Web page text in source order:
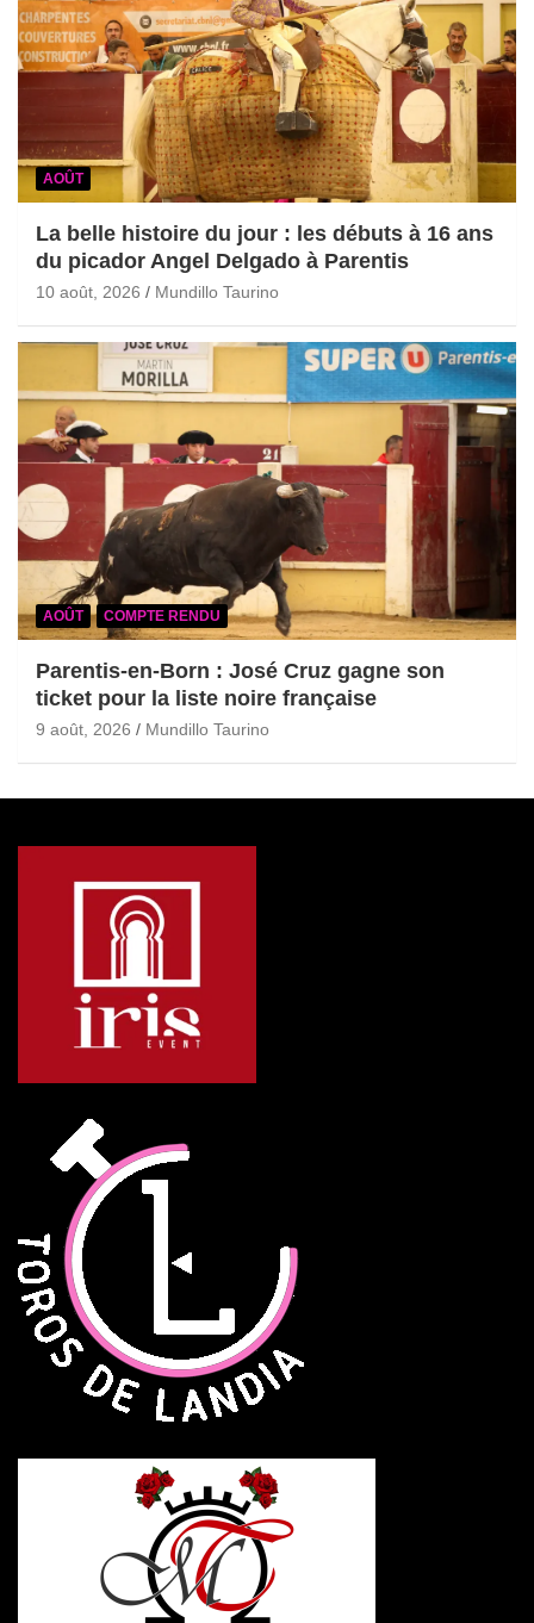
AOÛT
La belle histoire du jour : les débuts à 16 ans
du picador Angel Delgado à Parentis
10 août, 2026 Mundillo Taurino
AOÛT COMPTE RENDU
Parentis-en-Born : José Cruz gagne son
ticket pour la liste noire française
9 août, 2026 Mundillo Taurino